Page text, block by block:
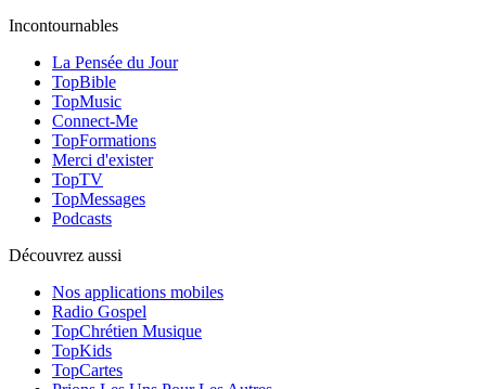
Incontournables
La Pensée du Jour
TopBible
TopMusic
Connect-Me
TopFormations
Merci d'exister
TopTV
TopMessages
Podcasts
Découvrez aussi
Nos applications mobiles
Radio Gospel
TopChrétien Musique
TopKids
TopCartes